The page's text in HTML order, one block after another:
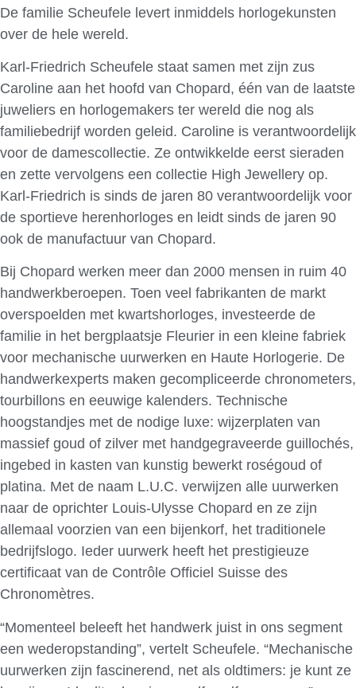
De familie Scheufele levert inmiddels horlogekunsten
over de hele wereld.
Karl-Friedrich Scheufele staat samen met zijn zus
Caroline aan het hoofd van Chopard, één van de laatste
juweliers en horlogemakers ter wereld die nog als
familiebedrijf worden geleid. Caroline is verantwoordelijk
voor de damescollectie. Ze ontwikkelde eerst sieraden
en zette vervolgens een collectie High Jewellery op.
Karl-Friedrich is sinds de jaren 80 verantwoordelijk voor
de sportieve herenhorloges en leidt sinds de jaren 90
ook de manufactuur van Chopard.
Bij Chopard werken meer dan 2000 mensen in ruim 40
handwerkberoepen. Toen veel fabrikanten de markt
overspoelden met kwartshorloges, investeerde de
familie in het bergplaatsje Fleurier in een kleine fabriek
voor mechanische uurwerken en Haute Horlogerie. De
handwerkexperts maken gecompliceerde chronometers,
tourbillons en eeuwige kalenders. Technische
hoogstandjes met de nodige luxe: wijzerplaten van
massief goud of zilver met handgegraveerde guillochés,
ingebed in kasten van kunstig bewerkt roségoud of
platina. Met de naam L.U.C. verwijzen alle uurwerken
naar de oprichter Louis-Ulysse Chopard en ze zijn
allemaal voorzien van een bijenkorf, het traditionele
bedrijfslogo. Ieder uurwerk heeft het prestigieuze
certificaat van de Contrôle Officiel Suisse des
Chronomètres.
“Momenteel beleeft het handwerk juist in ons segment
een wederopstanding”, vertelt Scheufele. “Mechanische
uurwerken zijn fascinerend, net als oldtimers: je kunt ze